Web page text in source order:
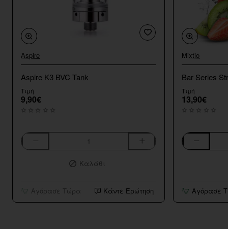
Aspire
Aspire K3 BVC Tank
Τιμή
9,90€
Aspire
Καλάθι
Αγόρασε Τώρα Κάντε Ερώτηση
Mixtio
Bar Series
Τιμή
13,90€
Bar
10ml/120ml
Αγόρασε